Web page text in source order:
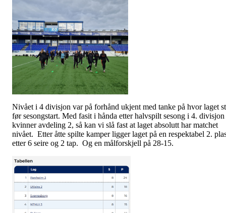
Nivået i 4 divisjon var på forhånd ukjent med tanke på hvor laget
før sesongstart. Med fasit i hånda etter halvspilt sesong i 4. divisjon
kvinner avdeling 2, så kan vi slå fast at laget absolutt har matchet
nivået. Etter åtte spilte kamper ligger laget på en respektabel 2.
etter 6 seire og 2 tap. Og en målforskjell på 28-15.